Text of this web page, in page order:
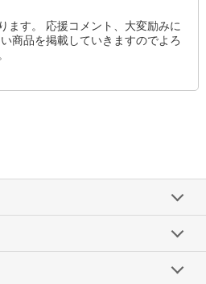
ます。 応援コメント、大変励みに
商品を掲載していきますのでよろ